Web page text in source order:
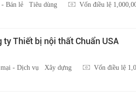
- Bán lẻ Tiêu dùng Vốn điều lệ
ty Thiết bị nội thất Chuẩn USA
- Dịch vụ Xây dựng Vốn điều lệ